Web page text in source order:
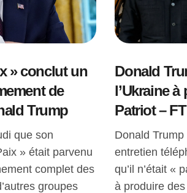
» conclut un
de
Trump
que son
» était parvenu
complet des
groupes
Donald
l’Ukraine
Patriot – FT
Donald
entretien
qu’il n’était «
à produire